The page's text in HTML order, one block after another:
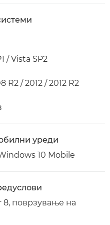
/ Vista SP2
/ 2012 / 2012 R2
уреди
10 Mobile
поврзување на